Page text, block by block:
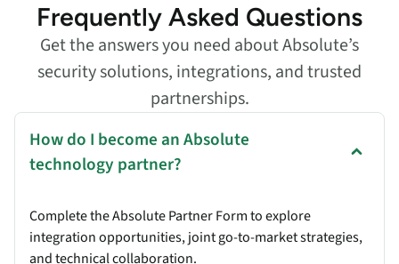
Frequently Asked Questions
Get the answers you need about Absolute’s
security solutions, integrations, and trusted
partnerships.
How do I become an Absolute
technology partner?
Complete the Absolute Partner Form to explore
integration opportunities, joint go-to-market strategies,
and technical collaboration.